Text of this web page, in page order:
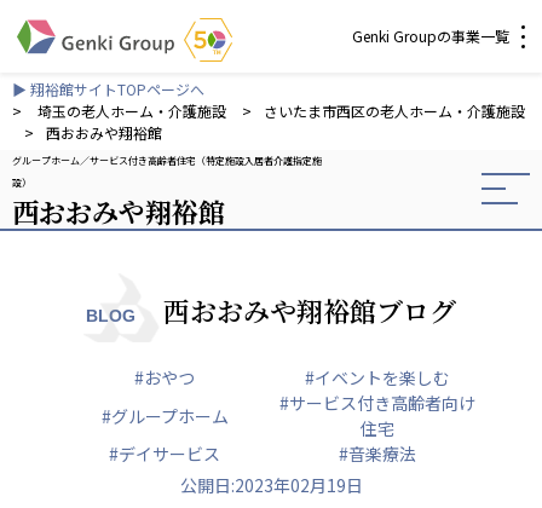
Genki Groupの事業一覧
介護・福祉
社会福祉法人元気村
社会福祉法人長寿の森
株式会社 サンガジャパン
株式会社日本遮蔽技研
サンガ共同組合
株式会社Genkiリレーションズ
▶ 翔裕館サイトTOPページへ
>
埼玉の老人ホーム・介護施設 >
さいたま市西区の老人ホーム・介護施設
>
西おおみや翔裕館
グループホーム
サービス付き高齢者住宅（特定施設入居者介護指定施
設）
西おおみや翔裕館
BLOG 西おおみや翔裕館ブログ
#おやつ
#イベントを楽しむ
#グループホーム
#サービス付き高齢者向け
住宅
#デイサービス
#音楽療法
公開日:2023年02月19日